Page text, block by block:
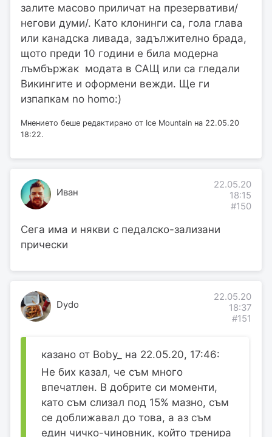
залите масово приличат на презервативи/
негови думи/. Като клонинги са, гола глава
или канадска ливада, задължително брада,
щото преди 10 години е била модерна
лъмбържак модата в САЩ или са гледали
Викингите и оформени вежди. Ще ги
изпапкам no homo:)
Мнението беше редактирано от Ice Mountain на 22.05.20
18:22.
Иван
22.05.20
18:15
#150
Сега има и някви с педалско-зализани
прически
Dydo
22.05.20
18:37
#151
казано от Boby_ на 22.05.20, 17:46:
Не бих казал, че съм много
впечатлен. В добрите си моменти,
като съм слизал под 15% мазно, съм
се доближавал до това, а аз съм
един чичко-чиновник, който тренира